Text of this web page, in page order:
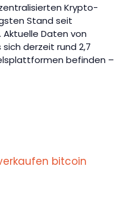
Krypto-
Stand seit
Daten von
derzeit rund 2,7
befinden –